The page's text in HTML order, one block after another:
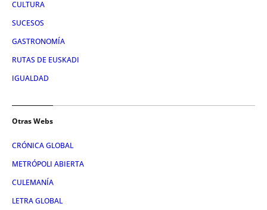
CULTURA
SUCESOS
GASTRONOMÍA
RUTAS DE EUSKADI
IGUALDAD
Otras Webs
CRÓNICA GLOBAL
METRÓPOLI ABIERTA
CULEMANÍA
LETRA GLOBAL